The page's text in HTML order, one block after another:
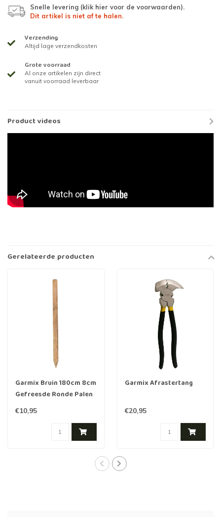
Snelle levering (klik hier voor de voorwaarden).
Dit artikel is niet af te halen.
Verzending
Altijd lage verzendkosten
Grote voorraad
Al onze artikelen zijn direct
vanuit voorraad leverbaar
Product videos
Gerelateerde producten
Garmix Bruin 180cm 8cm
Gefreesde Ronde Palen
Hout Geimpregneerd
€10,95
Garmix Afrastertang
€20,95